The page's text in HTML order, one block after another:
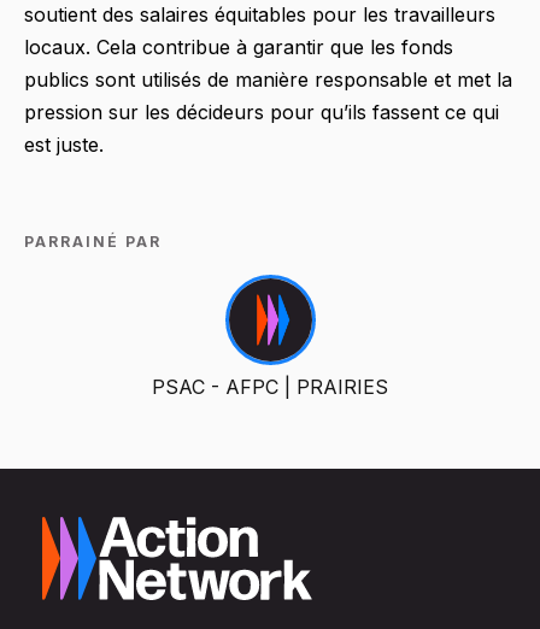
soutient des salaires équitables pour les travailleurs
locaux. Cela contribue à garantir que les fonds
publics sont utilisés de manière responsable et met la
pression sur les décideurs pour qu’ils fassent ce qui
est juste.
PARRAINÉ PAR
PSAC - AFPC | PRAIRIES